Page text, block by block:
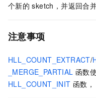
个新的 sketch，并返回合
注意事项
HLL_COUNT_EXTRACT/
_MERGE_PARTIAL 函数
HLL_COUNT_INIT 函数